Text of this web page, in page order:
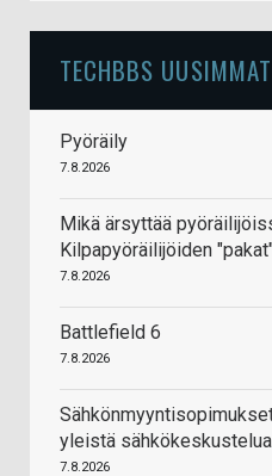
TECHBBS
Pyöräily
7.8.2026
Mikä ärsyttää
Kilpapyöräilijöiden
7.8.2026
Battlefield 6
7.8.2026
yleistä
7.8.2026